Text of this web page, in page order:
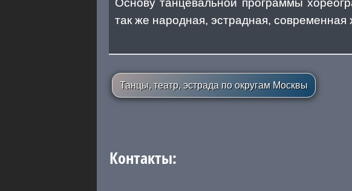
так же народная, эстрадная, современная
Танцы, театр, эстрада по округам Москвы
Контакты: